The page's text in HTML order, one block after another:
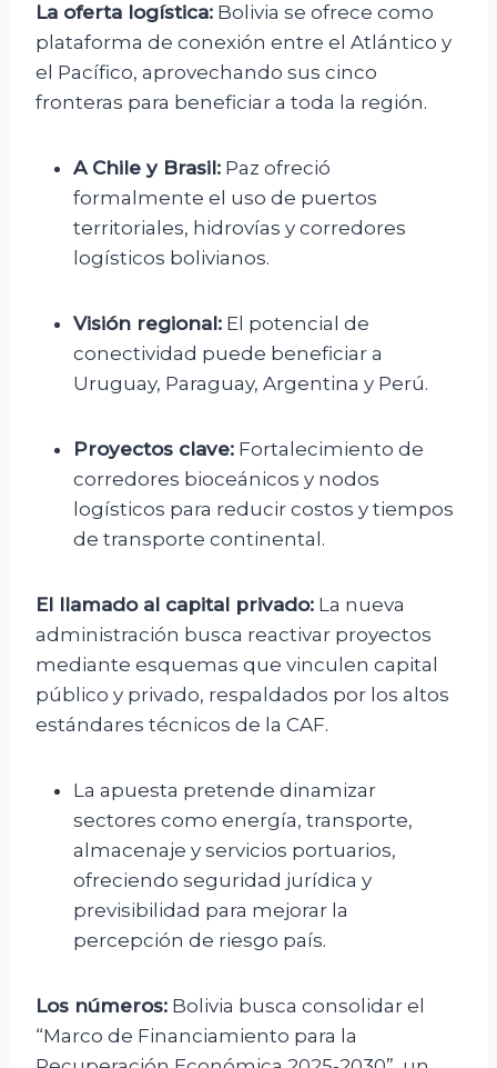
La oferta logística: Bolivia se ofrece como
plataforma de conexión entre el Atlántico y
el Pacífico, aprovechando sus cinco
fronteras para beneficiar a toda la región.
A Chile y Brasil: Paz ofreció
formalmente el uso de puertos
territoriales, hidrovías y corredores
logísticos bolivianos.
Visión regional: El potencial de
conectividad puede beneficiar a
Uruguay, Paraguay, Argentina y Perú.
Proyectos clave: Fortalecimiento de
corredores bioceánicos y nodos
logísticos para reducir costos y tiempos
de transporte continental.
El llamado al capital privado: La nueva
administración busca reactivar proyectos
mediante esquemas que vinculen capital
público y privado, respaldados por los altos
estándares técnicos de la CAF.
La apuesta pretende dinamizar
sectores como energía, transporte,
almacenaje y servicios portuarios,
ofreciendo seguridad jurídica y
previsibilidad para mejorar la
percepción de riesgo país.
Los números: Bolivia busca consolidar el
“Marco de Financiamiento para la